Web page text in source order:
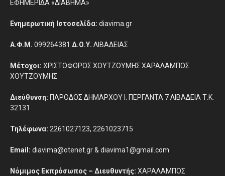
ΕΦΗΜΕΡΙΔΑ «ΔΙΑΒΗΜΑ»
Ενημερωτική Ιστοσελίδα: diavima.gr
Α.Φ.Μ. 099264381 Δ.Ο.Υ. ΛΙΒΑΔΕΙΑΣ
Μέτοχοι: ΧΡΙΣΤΟΦΟΡΟΣ ΧΟΥΤΖΟΥΜΗΣ ΧΑΡΑΛΑΜΠΟΣ
ΧΟΥΤΖΟΥΜΗΣ
Διεύθυνση: ΠΑΡΟΔΟΣ ΔΗΜΑΡΧΟΥ Ι. ΠΕΡΓΑΝΤΑ 7 ΛΙΒΑΔΕΙΑ Τ.Κ.
32131
Τηλέφωνα: 2261027123, 2261023715
Email: diavima@otenet.gr & diavima1@gmail.com
Νόμιμος Εκπρόσωπος – Διευθυντής: ΧΑΡΑΛΑΜΠΟΣ